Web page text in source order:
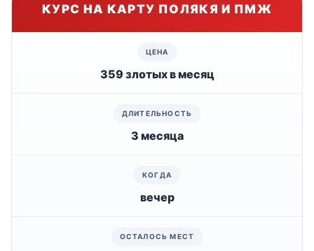
КУРС НА КАРТУ ПОЛЯКЯ И ПМЖ
359 злотых в месяц
3 месяца
вечер